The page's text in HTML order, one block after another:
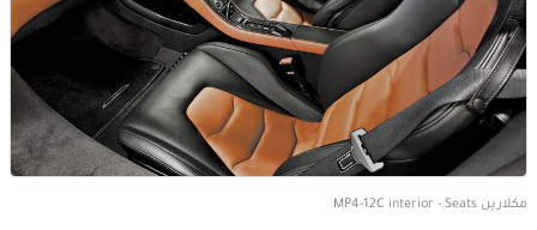
مكلارين MP4-12C interior - Seats